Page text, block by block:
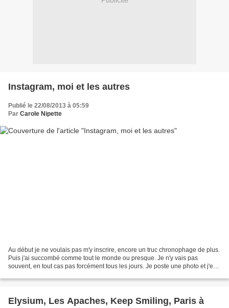
Instagram, moi et les autres
Publié le 22/08/2013 à 05:59
Par Carole Nipette
Au début je ne voulais pas m'y inscrire, encore un truc chronophage de plus.
Puis j'ai succombé comme tout le monde ou presque. Je n'y vais pas
souvent, en tout cas pas forcément tous les jours. Je poste une photo et j'en
Elysium, Les Apaches, Keep Smiling, Paris à